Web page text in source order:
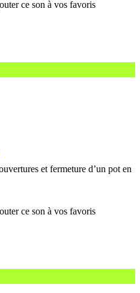
et fermeture d’un pot en